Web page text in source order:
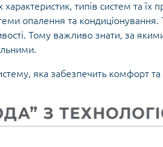
типів систем та
опалення та
Тому важливо знати, за
яка забезпечить комфорт